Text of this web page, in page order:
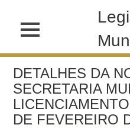
DETALHES DA
SECRETARIA
DE FEVEREIRO